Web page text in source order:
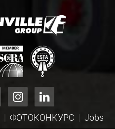
ФОТОКОНКУРС Jobs